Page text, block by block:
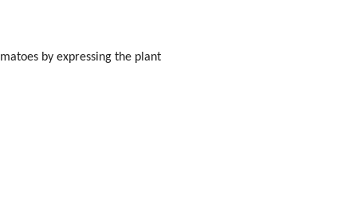
by expressing the plant